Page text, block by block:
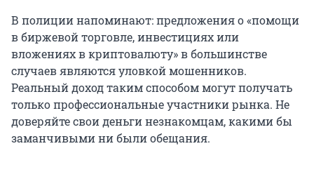
В полиции напоминают: предложения о «помощи
в биржевой торговле, инвестициях или
вложениях в криптовалюту» в большинстве
случаев являются уловкой мошенников.
Реальный доход таким способом могут получать
только профессиональные участники рынка. Не
доверяйте свои деньги незнакомцам, какими бы
заманчивыми ни были обещания.